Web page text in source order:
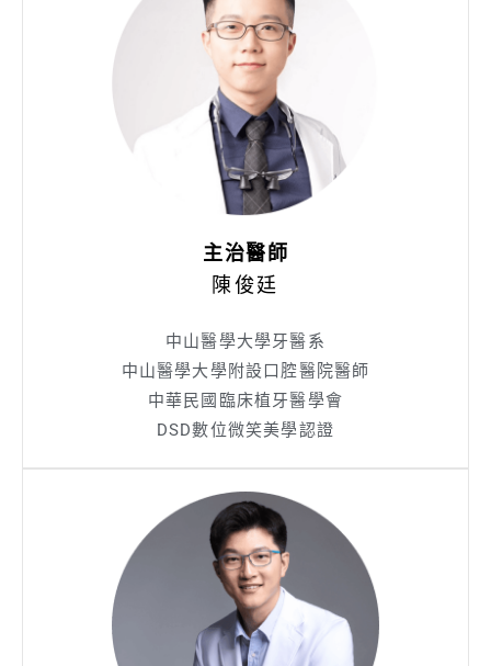
主治醫師
陳俊廷
中山醫學大學牙醫系
中山醫學大學附設口腔醫院醫師
中華民國臨床植牙醫學會
DSD數位微笑美學認證